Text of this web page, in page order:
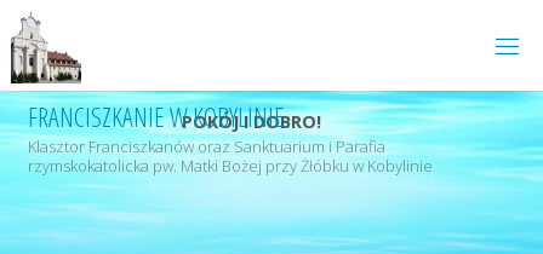
Przejdź
do
treści
FRANCISZKANIE W KOBYLINIE
Klasztor Franciszkanów oraz Sanktuarium i Parafia
rzymskokatolicka pw. Matki Bożej przy Żłóbku w Kobylinie
POKÓJ I DOBRO!